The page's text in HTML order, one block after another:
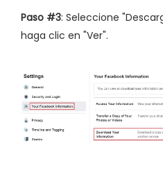
Paso #3: Seleccione
haga clic en "Ver".